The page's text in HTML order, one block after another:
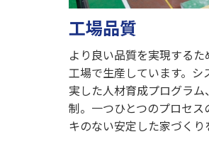
工場品質
より良い品質を実現する
工場で生産しています。
実した人材育成プログラ
制。一つひとつのプロセ
キのない安定した家づくり